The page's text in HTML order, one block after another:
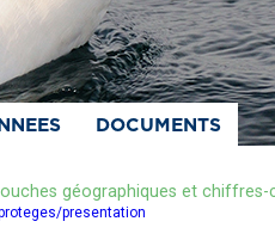
DOCUMENTS
géographiques et
presentation